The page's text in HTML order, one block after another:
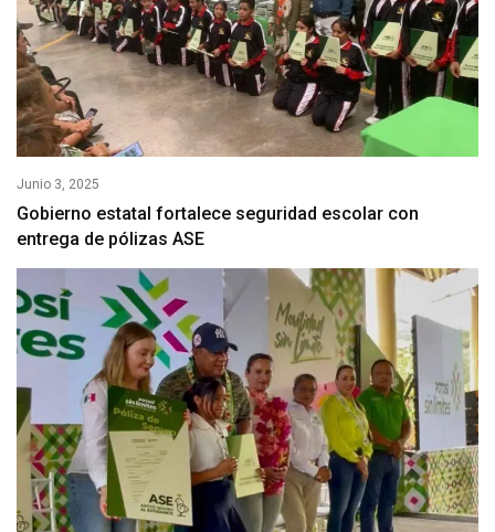
Junio 3, 2025
Gobierno estatal fortalece seguridad escolar con
entrega de pólizas ASE